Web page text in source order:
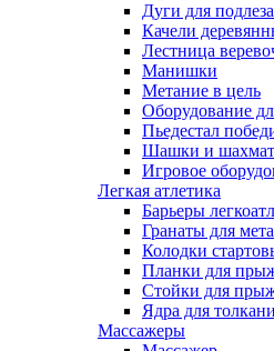
Дуги для
Качели
Лестница
Манишки
Метание в цель
Оборудование
Пьедестал
Шашки и
Игровое
Легкая атлетика
Барьеры
Гранаты для
Колодки
Планки для
Стойки для
Ядра для
Массажеры